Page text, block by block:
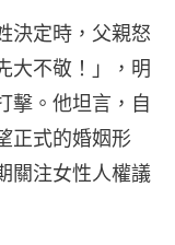
決定時，父親怒
大不敬！」，明
擊。他坦言，自
正式的婚姻形
關注女性人權議